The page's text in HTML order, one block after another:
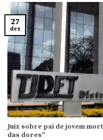
Juiz sobre pai de jovem
das dores”
27
dez